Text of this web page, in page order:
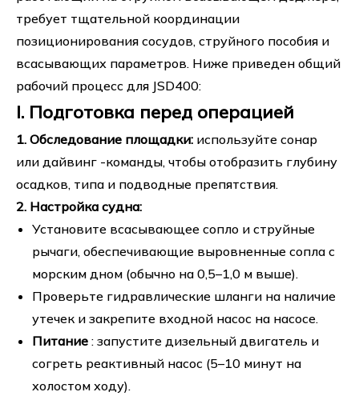
требует тщательной координации
позиционирования сосудов, струйного пособия и
всасывающих параметров. Ниже приведен общий
рабочий процесс для JSD400:
I. Подготовка перед операцией
1. Обследование площадки: используйте сонар
или дайвинг -команды, чтобы отобразить глубину
осадков, типа и подводные препятствия.
2. Настройка судна:
Установите всасывающее сопло и струйные
рычаги, обеспечивающие выровненные сопла с
морским дном (обычно на 0,5–1,0 м выше).
Проверьте гидравлические шланги на наличие
утечек и закрепите входной насос на насосе.
Питание : запустите дизельный двигатель и
согреть реактивный насос (5–10 минут на
холостом ходу).